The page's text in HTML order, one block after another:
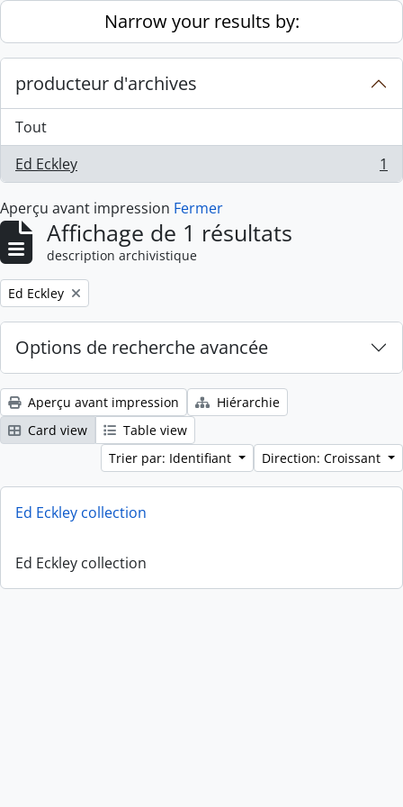
Skip to main contentNarrow your results by:
producteur d'archives
Tout
Ed Eckley
, 1 résultats 1
Aperçu avant impression Fermer
Affichage de 1 résultats
description archivistique
Remove filter:
Ed Eckley
Options de recherche avancée
Aperçu avant impression
Hiérarchie
Card view
Table view
Trier par: Identifiant
Direction: Croissant
Ed Eckley collection
Ed Eckley collection